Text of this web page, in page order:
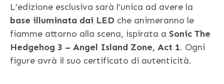
L’edizione esclusiva sarà l’unica ad avere la
base illuminata dai LED che animeranno le
fiamme attorno alla scena, ispirata a Sonic The
Hedgehog 3 – Angel Island Zone, Act 1. Ogni
figure avrà il suo certificato di autenticità.